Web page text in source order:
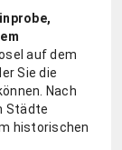
auf dem
Sie die
Nach
Städte
historischen